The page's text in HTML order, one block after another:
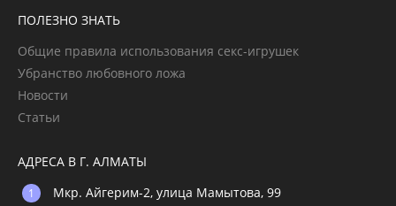
ПОЛЕЗНО ЗНАТЬ
Общие правила использования секс-игрушек
Убранство любовного ложа
Новости
Статьи
АДРЕСА В Г. АЛМАТЫ
Мкр. Айгерим-2, улица Мамытова, 99